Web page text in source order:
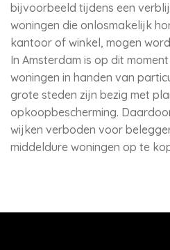
bijvoorbeeld tijdens een
woningen die onlosmakelijk
kantoor of winkel, mogen
In Amsterdam is op dit
woningen in handen van
grote steden zijn bezig met
opkoopbescherming.
wijken verboden voor
middeldure woningen op te